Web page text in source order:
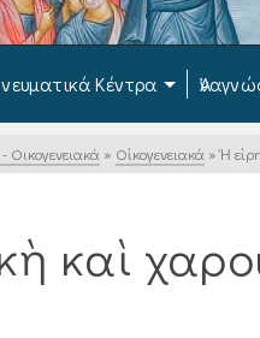
Κέντρα
Οικογενειακά » Οἰκογενειακά » Ἡ
καὶ